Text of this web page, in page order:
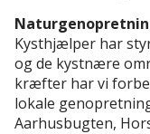
Kysthjælper har
og de kystnære
kræfter har vi
lokale
Aarhusbugten,